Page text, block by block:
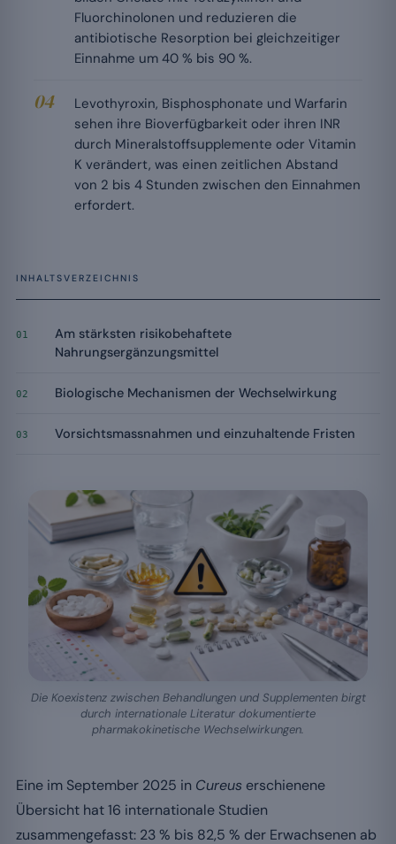
Fluorchinolonen und reduzieren die
antibiotische Resorption bei gleichzeitiger
Einnahme um 40 % bis 90 %.
Levothyroxin, Bisphosphonate und Warfarin
sehen ihre Bioverfügbarkeit oder ihren INR
durch Mineralstoffsupplemente oder Vitamin
K verändert, was einen zeitlichen Abstand
von 2 bis 4 Stunden zwischen den Einnahmen
erfordert.
INHALTSVERZEICHNIS
01
Am stärksten risikobehaftete
Nahrungsergänzungsmittel
02 Biologische Mechanismen der Wechselwirkung
03 Vorsichtsmassnahmen und einzuhaltende Fristen
Die Koexistenz zwischen Behandlungen und Supplementen birgt
durch internationale Literatur dokumentierte
pharmakokinetische Wechselwirkungen.
Eine im September 2025 in Cureus erschienene
Übersicht hat 16 internationale Studien
zusammengefasst: 23 % bis 82,5 % der Erwachsenen ab